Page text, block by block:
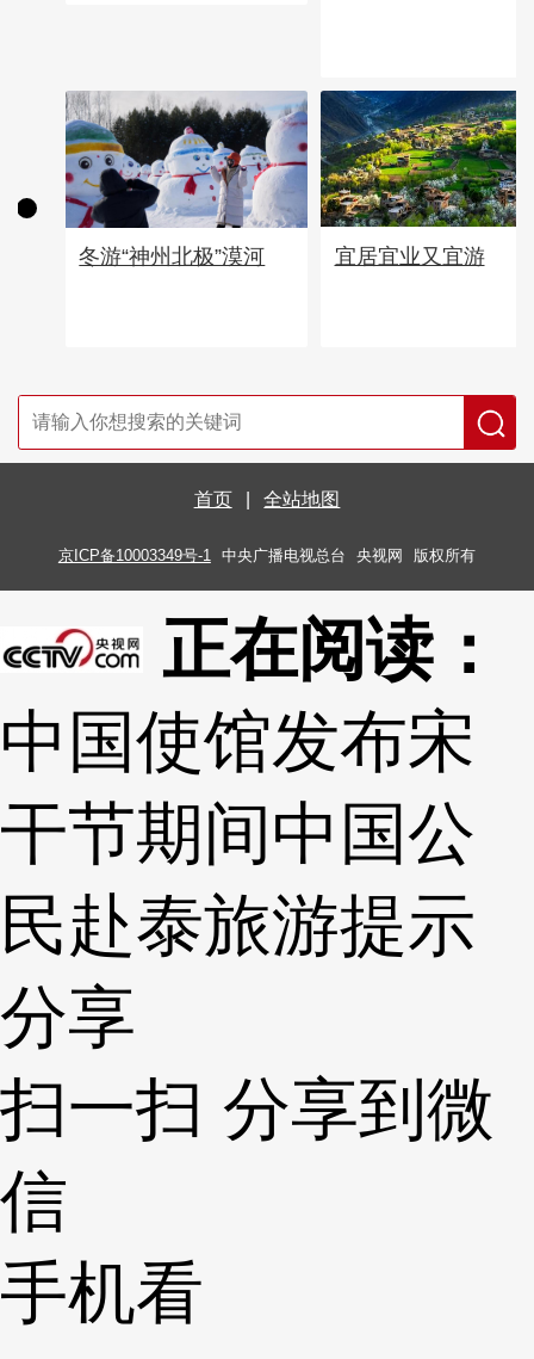
冬游“神州北极”漠河 宜居宜业又宜游
首页 全站地图
京ICP备10003349号-1 中央广播电视总台 央视网 版权所有
正在阅读：
中国使馆发布宋
干节期间中国公
民赴泰旅游提示
分享
扫一扫 分享到微
信
手机看